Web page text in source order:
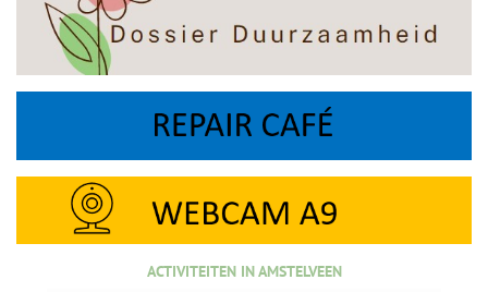
ACTIVITEITEN IN AMSTELVEEN